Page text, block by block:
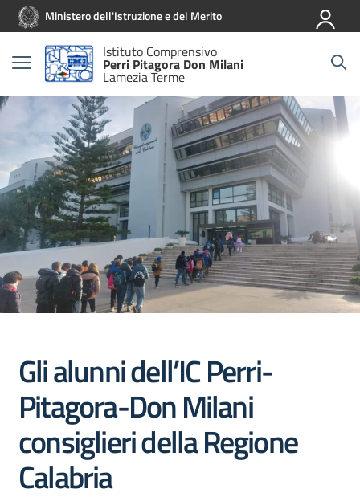
Vai ai contenuti
Vai al menu di navigazione
Vai al footerMinistero dell'Istruzione e del Merito
Istituto Comprensivo
Perri Pitagora Don Milani
Lamezia Terme
Gli alunni dell’IC Perri-
Pitagora-Don Milani
consiglieri della Regione
Calabria